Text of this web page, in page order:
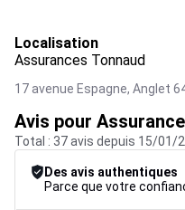
Localisation
Assurances Tonnaud
17 avenue Espagne, Anglet
Avis pour
Total : 37 avis depuis 15/01/
Des avis authentiques